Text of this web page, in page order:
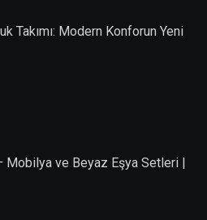
Takımı: Modern Konforun Yeni
Mobilya ve Beyaz Eşya Setleri |